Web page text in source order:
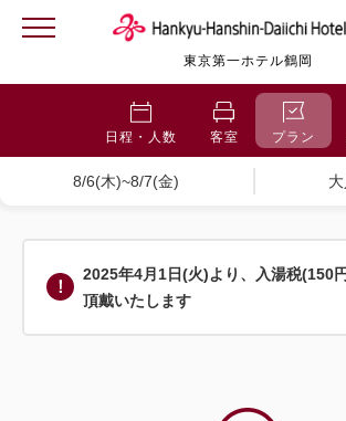
東京第一ホテル鶴岡
日程・人数 客室 プラン
8/6(木)~8/7(金)
2025年4月1日(火)より、入湯税(150
頂戴いたします